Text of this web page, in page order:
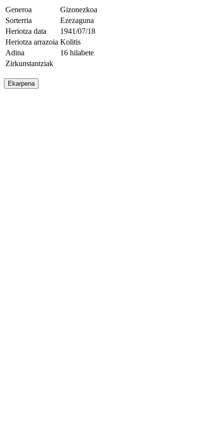
Generoa
Gizonezkoa
Sorterria
Ezezaguna
Heriotza data
1941/07/18
Heriotza arrazoia Kolitis
Adina
16 hilabete
Zirkunstantziak